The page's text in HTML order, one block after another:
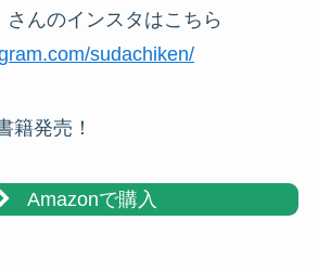
さんのインスタはこちら
sudachiken/
籍発売！
Amazonで購入